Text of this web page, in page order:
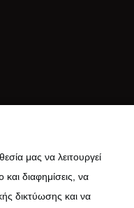
μας να λειτουργεί
διαφημίσεις, να
δικτύωσης και να